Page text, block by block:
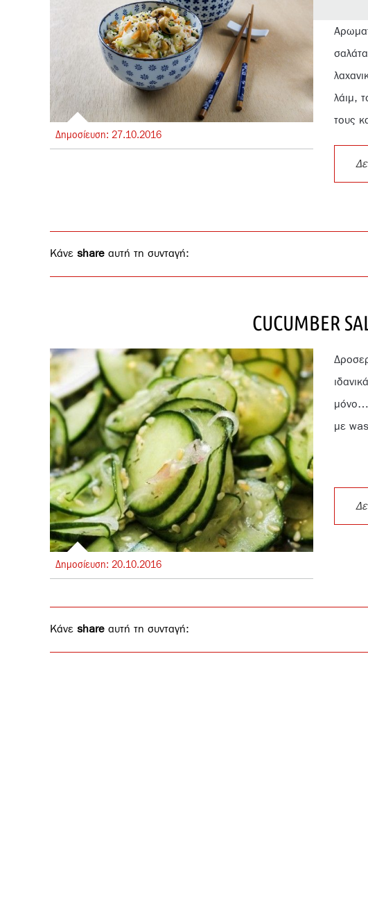
Δημοσίευση: 27.10.2016
λάιμ,
τους
Κάνε share αυτή τη συνταγή:
CUCUMBER
Δημοσίευση: 20.10.2016
μόνο…
με
Κάνε share αυτή τη συνταγή: